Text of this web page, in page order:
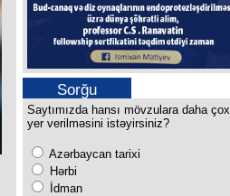
Sorğu
Saytımızda hansı mövzulara daha çox
yer verilməsini istəyirsiniz?
Azərbaycan tarixi
Hərbi
İdman